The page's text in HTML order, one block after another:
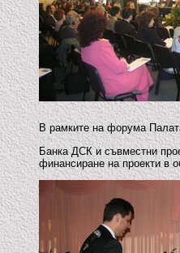
В рамките на форума
Банка ДСК и съвместни
финансиране на проекти в